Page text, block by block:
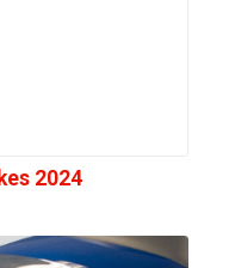
2024